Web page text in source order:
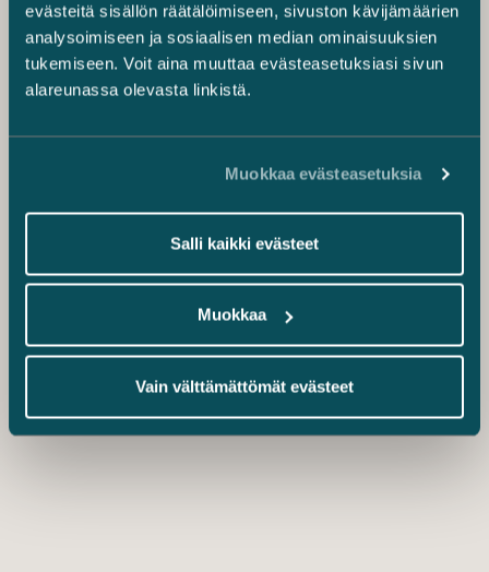
evästeitä sisällön räätälöimiseen, sivuston kävijämäärien
analysoimiseen ja sosiaalisen median ominaisuuksien
tukemiseen. Voit aina muuttaa evästeasetuksiasi sivun
alareunassa olevasta linkistä.
Muokkaa evästeasetuksia
Salli kaikki evästeet
Muokkaa
Vain välttämättömät evästeet